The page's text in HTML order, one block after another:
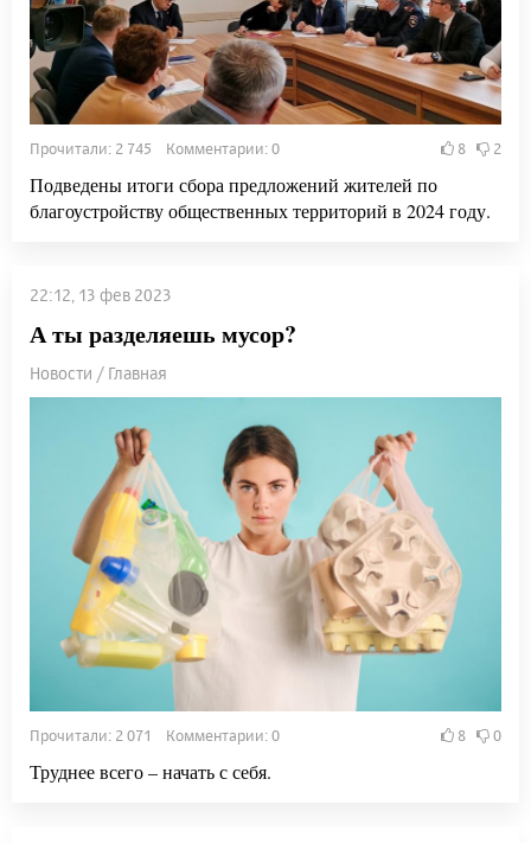
Прочитали: 2 745 Комментарии: 0 8 2
Подведены итоги сбора предложений жителей по
благоустройству общественных территорий в 2024 году.
22:12, 13 фев 2023
А ты разделяешь мусор?
Новости / Главная
Прочитали: 2 071 Комментарии: 0 8 0
Труднее всего – начать с себя.